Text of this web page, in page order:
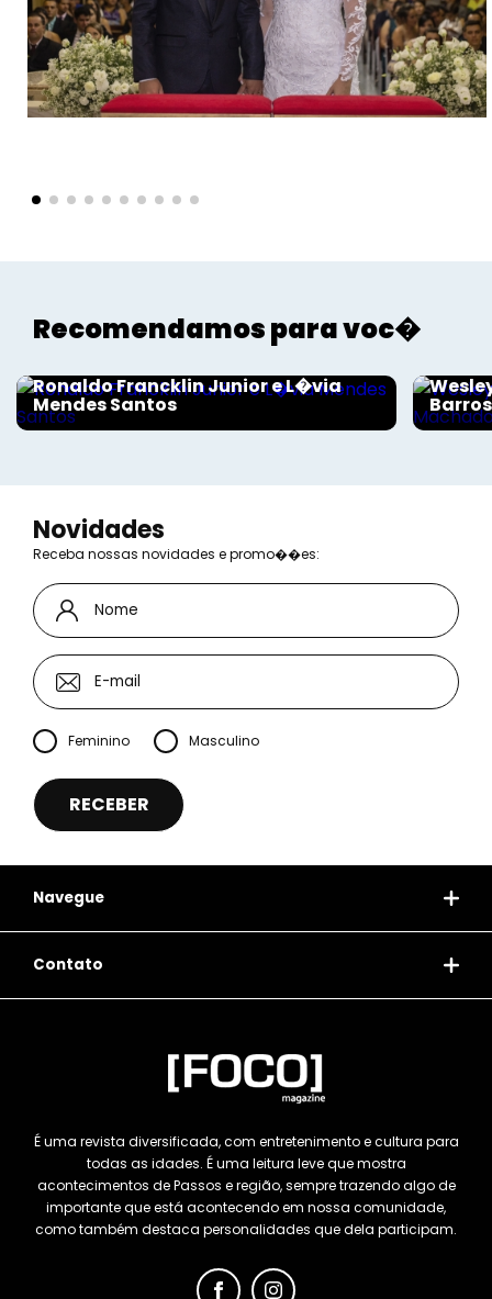
Recomendamos para voc�
Ronaldo Francklin Junior e L�via
Mendes Santos
Novidades
Receba nossas novidades e promo��es:
Feminino Masculino
Navegue
Contato
É uma revista diversificada, com entretenimento e cultura para
todas as idades. É uma leitura leve que mostra
acontecimentos de Passos e região, sempre trazendo algo de
importante que está acontecendo em nossa comunidade,
como também destaca personalidades que dela participam.